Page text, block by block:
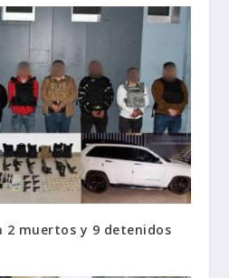
2 muertos y 9 detenidos